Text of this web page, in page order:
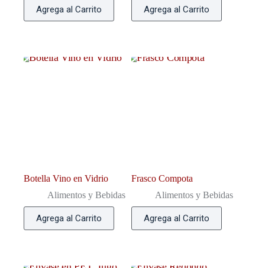
Agrega al Carrito Agrega al Carrito
Botella Vino en Vidrio
Alimentos y Bebidas
Agrega al Carrito
Frasco Compota
Alimentos y Bebidas
Agrega al Carrito